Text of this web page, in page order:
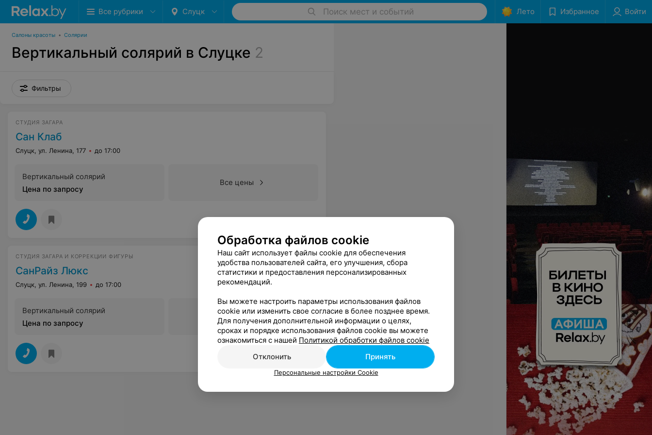
Все рубрики Слуцк Поиск мест и событий Лето Избранное Войти
Салоны красоты • Солярии
Вертикальный солярий в Слуцке 2
Фильтры
СТУДИЯ ЗАГАРА
Сан Клаб
Слуцк, ул. Ленина, 177 до 17:00
Вертикальный солярий
Цена по запросу
Все цены
СТУДИЯ ЗАГАРА И КОРРЕКЦИИ ФИГУРЫ
СанРайз Люкс
Слуцк, ул. Ленина, 199 до 17:00
Вертикальный солярий
Цена по запросу
Все цены
Обработка файлов cookie
Наш сайт использует файлы cookie для обеспечения
удобства пользователей сайта, его улучшения, сбора
статистики и предоставления персонализированных
рекомендаций.
Вы можете настроить параметры использования файлов
cookie или изменить свое согласие в более позднее время.
Для получения дополнительной информации о целях,
сроках и порядке использования файлов cookie вы можете
ознакомиться с нашей Политикой обработки файлов cookie
Отклонить
Принять
Персональные настройки Cookie